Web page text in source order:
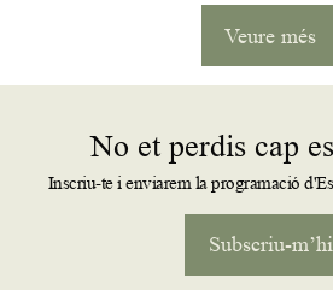
Veure més
No et perdis cap
Inscriu-te i enviarem la programació
Subscriu-m’hi